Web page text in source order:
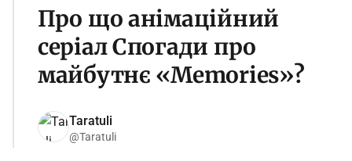
Про що анімаційний
серіал Спогади про
майбутнє «Memories»?
Taratuli
@Taratuli